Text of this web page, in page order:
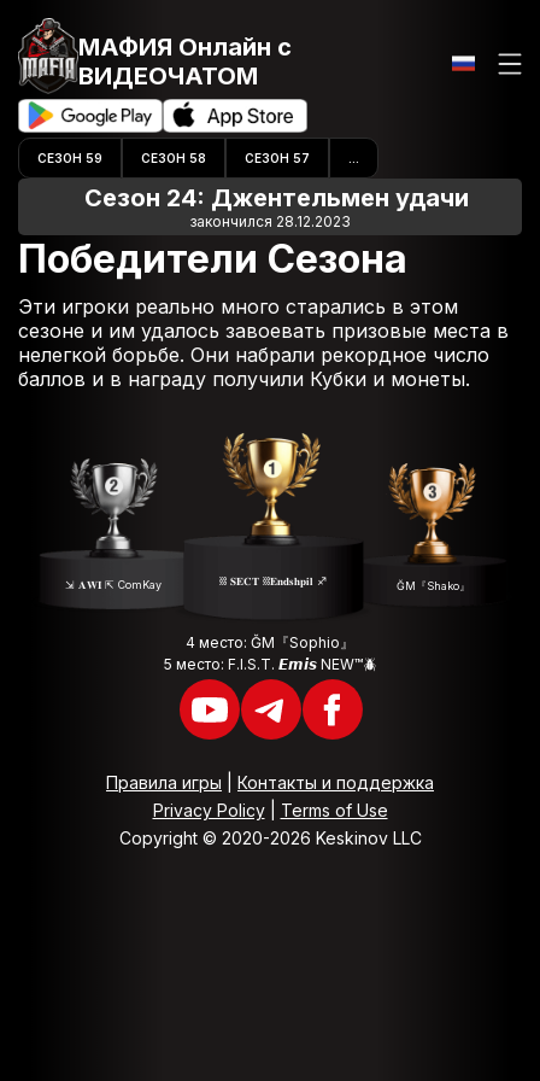
МАФИЯ Онлайн с
ВИДЕОЧАТОМ
СЕЗОН 59 СЕЗОН 58 СЕЗОН 57
Сезон 24: Джентельмен удачи
закончился 28.12.2023
Победители Сезона
Эти игроки реально много старались в этом
сезоне и им удалось завоевать призовые места в
нелегкой борьбе. Они набрали рекордное число
баллов и в награду получили Кубки и монеты.
⛓ 𝐒𝐄𝐂𝐓 ⛓𝐄𝐧𝐝𝐬𝐡𝐩𝐢𝐥 ♐️
⇲ 𝐀𝐖𝐈 ⇱ ComKay ĞM『Shako』
4 место: ĞM『Sophio』
5 место: F.I.S.T. 𝙀𝙢𝙞𝙨 NEW™🪲
Правила игры
Контакты и поддержка
Privacy Policy| Terms of Use
Copyright © 2020-2026 Keskinov LLC